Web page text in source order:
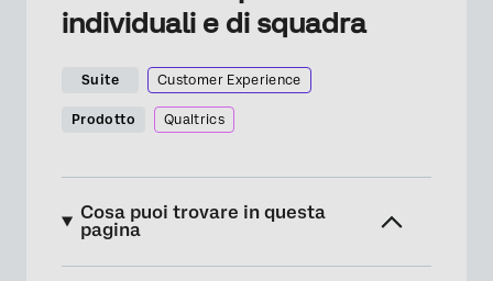
individuali e di squadra
Suite Customer Experience
Prodotto Qualtrics
Cosa puoi trovare in questa
pagina